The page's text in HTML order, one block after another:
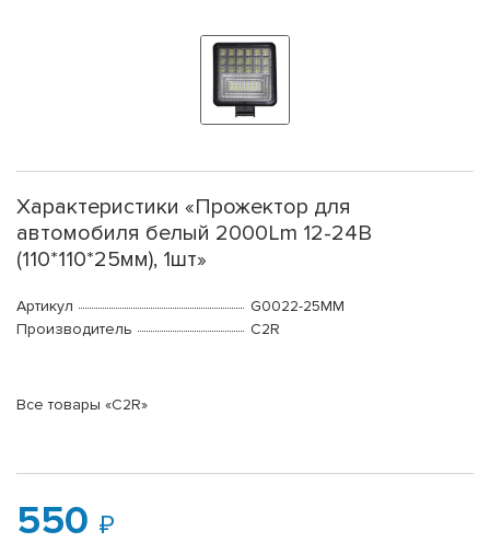
Характеристики «Прожектор для
автомобиля белый 2000Lm 12-24В
(110*110*25мм), 1шт»
Артикул
G0022-25MM
Производитель
C2R
Все товары «C2R»
550